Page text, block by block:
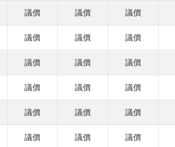
議價 議價 議價
議價 議價 議價
議價 議價 議價
議價 議價 議價
議價 議價 議價
議價 議價 議價